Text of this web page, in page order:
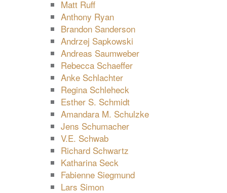
Matt Ruff
Anthony Ryan
Brandon Sanderson
Andrzej Sapkowski
Andreas Saumweber
Rebecca Schaeffer
Anke Schlachter
Regina Schleheck
Esther S. Schmidt
Amandara M. Schulzke
Jens Schumacher
V.E. Schwab
Richard Schwartz
Katharina Seck
Fabienne Siegmund
Lars Simon